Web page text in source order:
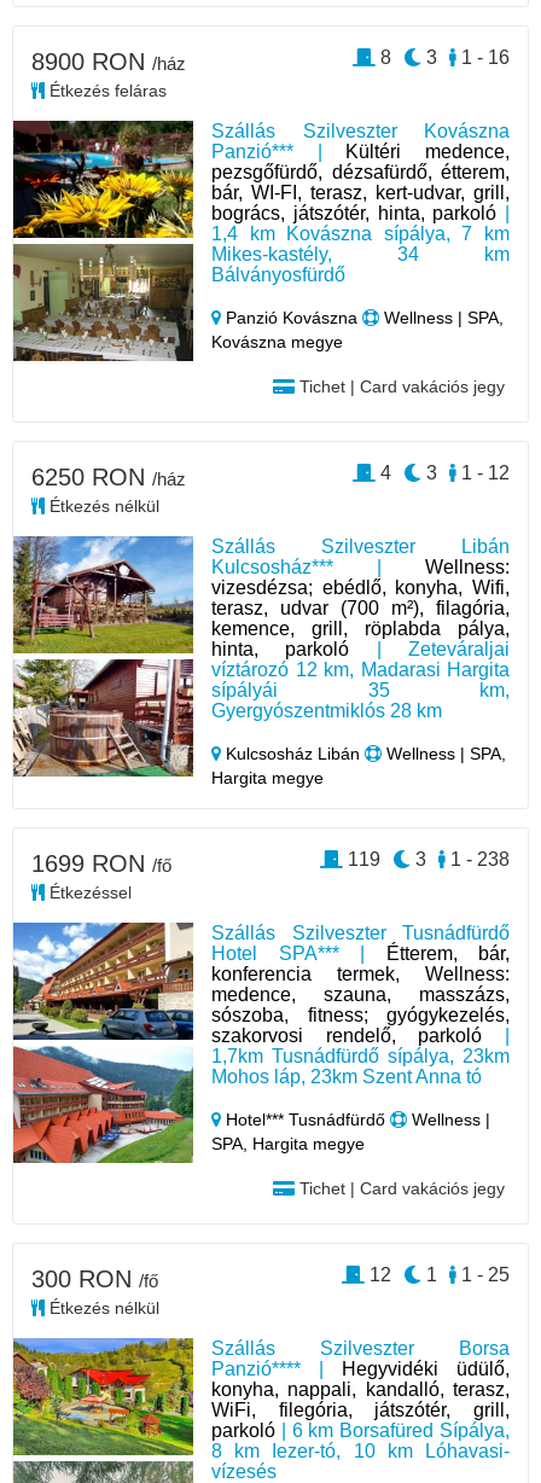
Szállás Szilveszter Kovászna
Panzió*** | Kültéri medence,
pezsgőfürdő, dézsafürdő, étterem,
bár, WI-FI, terasz, kert-udvar, grill,
bogrács, játszótér, hinta, parkoló
1,4 km Kovászna sípálya, 7 km
Mikes-kastély, 34 km
Bálványosfürdő
Panzió Kovászna
Wellness | SPA,
Kovászna megye
Tichet | Card vakációs jegy
8900 RON /ház
Étkezés feláras
1 - 16
3
8
Szállás Szilveszter Libán
Kulcsosház*** | Wellness:
vizesdézsa; ebédlő, konyha, Wifi,
terasz, udvar (700 m²), filagória,
kemence, grill, röplabda pálya,
hinta, parkoló | Zeteváraljai
víztározó 12 km, Madarasi Hargita
sípályái 35 km,
Gyergyószentmiklós 28 km
Kulcsosház Libán
Wellness | SPA,
Hargita megye
6250 RON /ház
Étkezés nélkül
1 - 12
3
4
Szállás Szilveszter Tusnádfürdő
Hotel SPA*** |
Étterem, bár,
konferencia termek, Wellness:
medence, szauna, masszázs,
sószoba, fitness; gyógykezelés,
szakorvosi rendelő, parkoló
1,7km Tusnádfürdő sípálya, 23km
Mohos láp, 23km Szent Anna tó
Hotel*** Tusnádfürdő
Wellness |
SPA, Hargita megye
Tichet | Card vakációs jegy
1699 RON /fő
Étkezéssel
1 - 238
3
119
Szállás Szilveszter Borsa
Panzió**** |
Hegyvidéki üdülő,
konyha, nappali, kandalló, terasz,
WiFi, filegória, játszótér, grill,
parkoló | 6 km Borsafüred Sípálya,
8 km Iezer-tó, 10 km Lóhavasi-
vízesés
300 RON /fő
Étkezés nélkül
1 - 25
1
12